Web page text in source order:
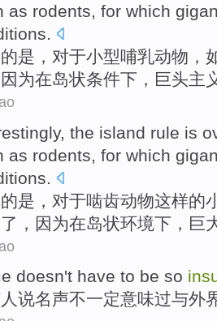
as rodents, for which
.
的是 ， 对于小型哺乳动物 ，
因为在岛状条件下 ，巨头主
, the island rule is
as rodents for which
是 ， 对于啮齿动物这样的
， 因为在岛状环境下 ，巨
doesn't have to be so
说名声不一定意味过与外